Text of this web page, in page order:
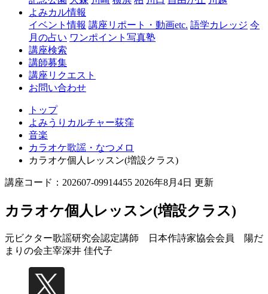
よみカル情報
イベント情報 講座リポート・動画etc. 語学カレッジ 今
月の占い ワンポイント写真塾
講座検索
講師募集
講座リクエスト
お問い合わせ
トップ
よみうりカルチャー荻窪
音楽
カラオケ歌謡・なつメロ
カラオケ個人レッスン(増設クラス)
講座コード：202607-09914455 2026年8月4日 更新
カラオケ個人レッスン(増設クラス)
元ビクター歌謡研究会認定講師 日本作詩家協会会員 陽だ
まりの会主宰深井 佳代子